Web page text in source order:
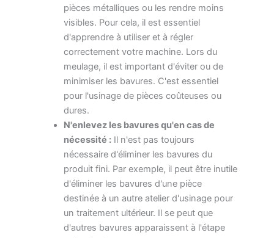
pièces métalliques ou les rendre moins
visibles. Pour cela, il est essentiel
d'apprendre à utiliser et à régler
correctement votre machine. Lors du
meulage, il est important d'éviter ou de
minimiser les bavures. C'est essentiel
pour l'usinage de pièces coûteuses ou
dures.
N'enlevez les bavures qu'en cas de
nécessité :Il n'est pas toujours
nécessaire d'éliminer les bavures du
produit fini. Par exemple, il peut être inutile
d'éliminer les bavures d'une pièce
destinée à un autre atelier d'usinage pour
un traitement ultérieur. Il se peut que
d'autres bavures apparaissent à l'étape